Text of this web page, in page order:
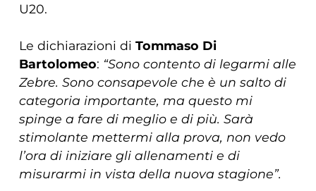
U20.
Le dichiarazioni di Tommaso Di
Bartolomeo: “Sono contento di legarmi alle
Zebre. Sono consapevole che è un salto di
categoria importante, ma questo mi
spinge a fare di meglio e di più. Sarà
stimolante mettermi alla prova, non vedo
l’ora di iniziare gli allenamenti e di
misurarmi in vista della nuova stagione”.